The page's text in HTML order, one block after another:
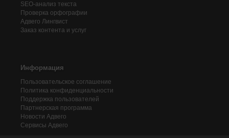
SEO-анализ текста
Проверка орфографии
Адвего Лингвист
Заказ контента и услуг
Информация
Пользовательское соглашение
Политика конфиденциальности
Поддержка пользователей
Партнерская программа
Новости Адвего
Сервисы Адвего